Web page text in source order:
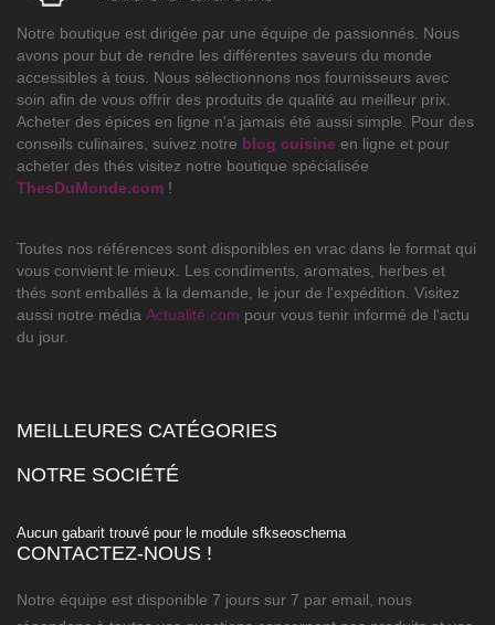
Notre boutique est dirigée par une équipe de passionnés. Nous
avons pour but de rendre les différentes saveurs du monde
accessibles à tous. Nous sélectionnons nos fournisseurs avec
soin afin de vous offrir des produits de qualité au meilleur prix.
Acheter des épices en ligne n'a jamais été aussi simple. Pour des
conseils culinaires, suivez notre blog cuisine en ligne et pour
acheter des thés visitez notre boutique spécialisée
ThesDuMonde.com !
Toutes nos références sont disponibles en vrac dans le format qui
vous convient le mieux. Les condiments, aromates, herbes et
thés sont emballés à la demande, le jour de l'expédition. Visitez
aussi notre média Actualité.com pour vous tenir informé de l'actu
du jour.
MEILLEURES CATÉGORIES
NOTRE SOCIÉTÉ
Aucun gabarit trouvé pour le module sfkseoschema
CONTACTEZ-NOUS !
Notre équipe est disponible 7 jours sur 7 par email, nous